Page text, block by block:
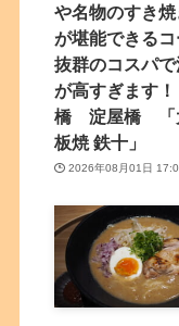
や名物のすき
が堪能できる
抜群のコスパ
が高すぎます
橋 淀屋橋 「
板焼 鉄十」
2026年08月01日